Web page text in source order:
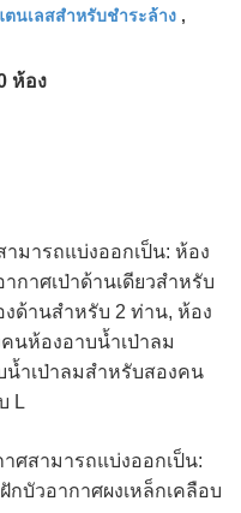
นเลสสำหรับชำระล้าง ,
ห้อง
มารถแบ่งออกเป็น: ห้อง
กาศเป่าด้านเดียวสำหรับ
ด้านสำหรับ 2 ท่าน, ห้อง
นห้องอาบน้ำเป่าลม
ำเป่าลมสำหรับสองคน
L
ศสามารถแบ่งออกเป็น:
บัวอากาศผงเหล็กเคลือบ